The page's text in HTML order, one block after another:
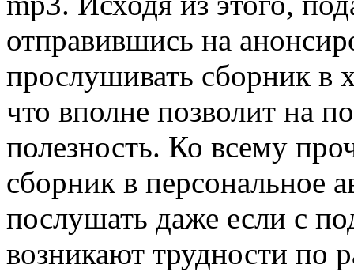
отправившись на
прослушивать сборник в
что вполне позволит на
полезность. Ко всему
сборник в персональное
послушать даже если с
возникают трудности по